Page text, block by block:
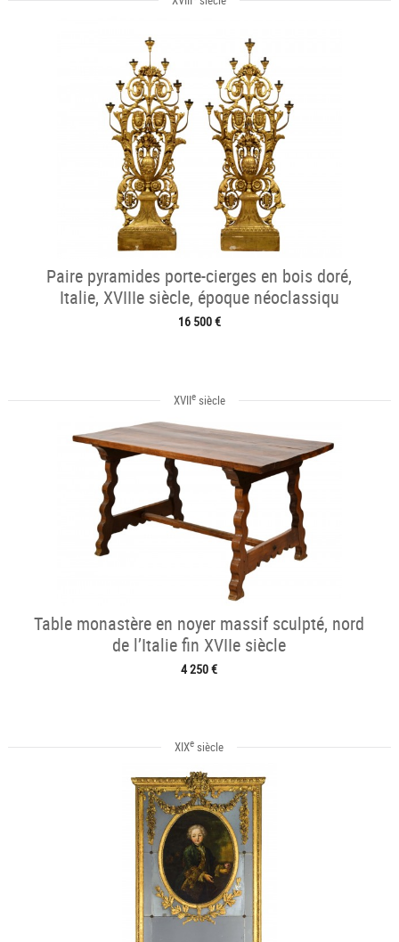
Paire pyramides porte-cierges en bois doré,
Italie, XVIIIe siècle, époque néoclassiqu
16 500 €
XVIIesiècle
Table monastère en noyer massif sculpté, nord
de l’Italie fin XVIIe siècle
4 250 €
XIXe siècle